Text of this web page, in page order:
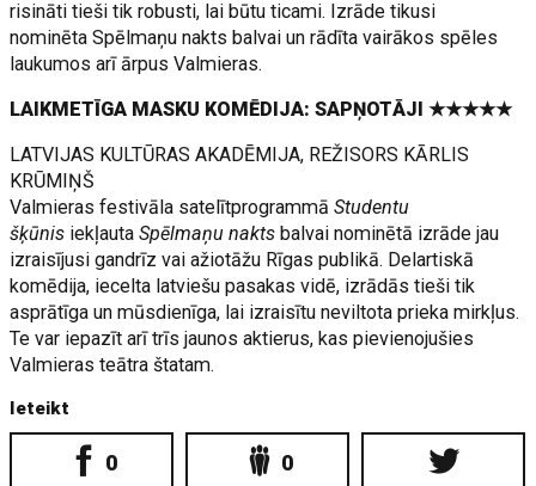
risināti tieši tik robusti, lai būtu ticami. Izrāde tikusi
nominēta Spēlmaņu nakts balvai un rādīta vairākos spēles
laukumos arī ārpus Valmieras.
LAIKMETĪGA MASKU KOMĒDIJA: SAPŅOTĀJI ★★★★★
LATVIJAS KULTŪRAS AKADĒMIJA, REŽISORS KĀRLIS
KRŪMIŅŠ
Valmieras festivāla satelītprogrammāStudentu
šķūnis iekļautaSpēlmaņu nakts balvai nominētā izrāde jau
izraisījusi gandrīz vai ažiotāžu Rīgas publikā. Delartiskā
komēdija, iecelta latviešu pasakas vidē, izrādās tieši tik
asprātīga un mūsdienīga, lai izraisītu neviltota prieka mirkļus.
Te var iepazīt arī trīs jaunos aktierus, kas pievienojušies
Valmieras teātra štatam.
Ieteikt
0 0